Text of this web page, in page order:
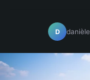
D danièle